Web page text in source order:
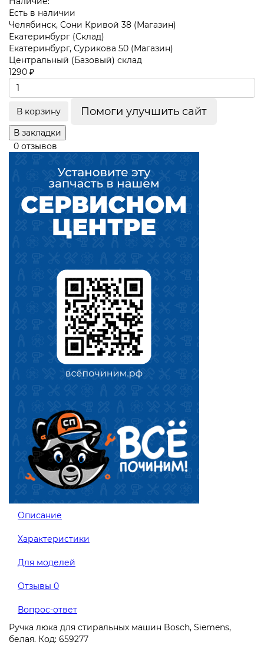
Есть в наличии
Челябинск, Сони Кривой 38 (Магазин)
Екатеринбург (Склад)
Екатеринбург, Сурикова 50 (Магазин)
Центральный (Базовый) склад
1290 ₽
В корзину Помоги улучшить сайт
В закладки
0 отзывов
Описание
Характеристики
Для моделей
Отзывы 0
Вопрос-ответ
Ручка люка для стиральных машин Bosch, Siemens,
белая. Код: 659277